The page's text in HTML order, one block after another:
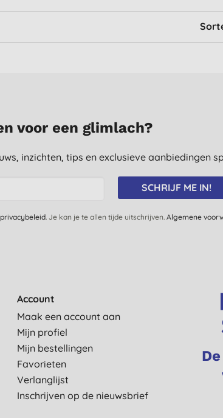
voor een glimlach?
inzichten, tips en exclusieve aanbiedingen
SCHRIJF ME IN!
privacybeleid. Je kan je te allen tijde uitschrijven. Algemene
Account
Maak een account aan
Mijn profiel
Mijn bestellingen
Favorieten
Verlanglijst
Inschrijven op de nieuwsbrief